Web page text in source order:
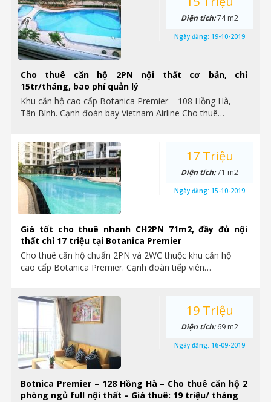
Cho thuê căn hộ 2PN nội thất cơ bản, chỉ
15tr/tháng, bao phí quản lý
Khu căn hộ cao cấp Botanica Premier – 108 Hồng Hà,
Tân Bình. Cạnh đoàn bay Vietnam Airline Cho thuê…
Diện tích:74 m2
Ngày đăng: 19-10-2019
Giá tốt cho thuê nhanh CH2PN 71m2, đầy đủ nội
thất chỉ 17 triệu tại Botanica Premier
Cho thuê căn hộ chuẩn 2PN và 2WC thuộc khu căn hộ
cao cấp Botanica Premier. Cạnh đoàn tiếp viên…
17 Triệu
Diện tích:71 m2
Ngày đăng: 15-10-2019
Botnica Premier – 128 Hồng Hà – Cho thuê căn hộ 2
phòng ngủ full nội thất – Giá thuê: 19 triệu/ tháng
19 Triệu
Diện tích:69 m2
Ngày đăng: 16-09-2019